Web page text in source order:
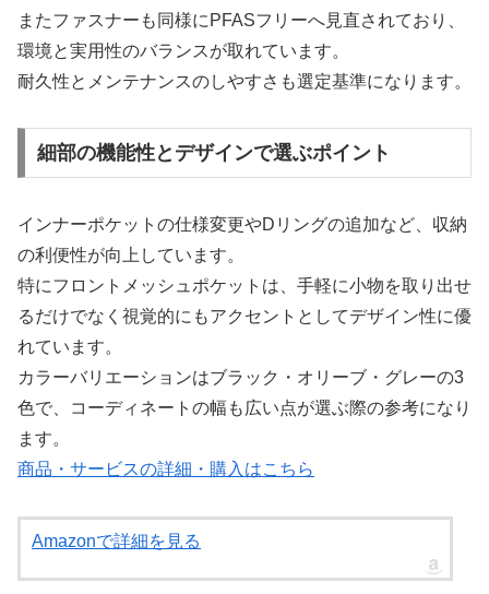
またファスナーも同様にPFASフリーへ見直されており、
環境と実用性のバランスが取れています。
耐久性とメンテナンスのしやすさも選定基準になります。
細部の機能性とデザインで選ぶポイント
インナーポケットの仕様変更やDリングの追加など、収納
の利便性が向上しています。
特にフロントメッシュポケットは、手軽に小物を取り出せ
るだけでなく視覚的にもアクセントとしてデザイン性に優
れています。
カラーバリエーションはブラック・オリーブ・グレーの3
色で、コーディネートの幅も広い点が選ぶ際の参考になり
ます。
商品・サービスの詳細・購入はこちら
Amazonで詳細を見る